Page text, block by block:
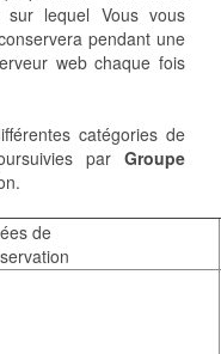
lequel Vous vous
pendant une
web chaque fois
catégories de
par Groupe
de